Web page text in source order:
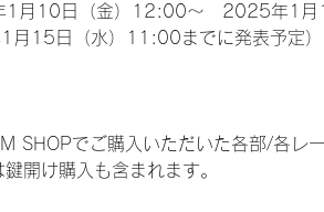
1月10日（金）12:00～　2025年1
月15日（水）11:00までに発表予定）
SHOPでご購入いただいた各部/各レ
開け購入も含まれます。